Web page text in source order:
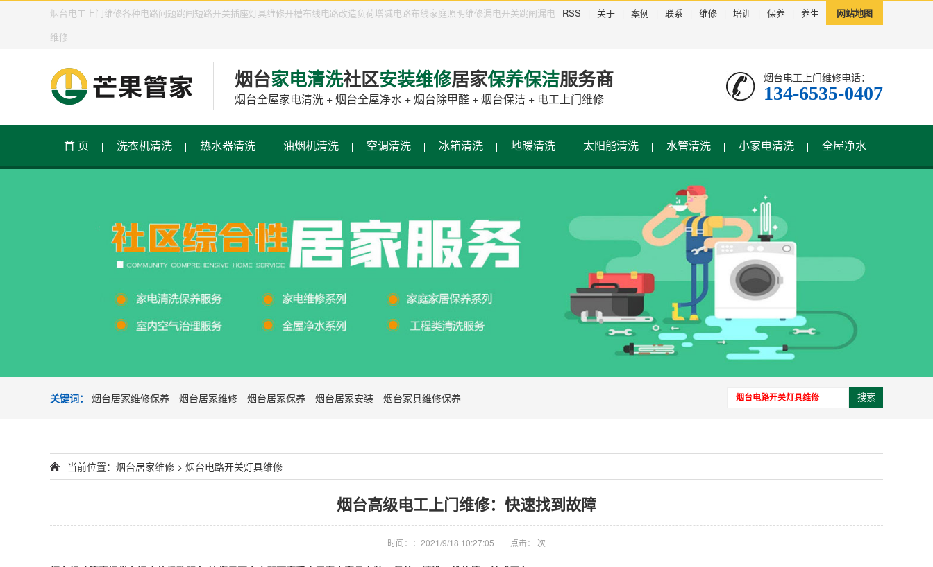
RSS 关于 案例 联系 维修 培训 保养 养生 网站地图
烟台电工上门维修各种电路问题跳闸短路开关插座灯具维修开槽布线电路改造负荷增减电路布线家庭照明维修漏电开关跳闸漏电
维修
烟台家电清洗社区安装维修居家保养保洁服务商
烟台全屋家电清洗 +烟台全屋净水 +烟台除甲醛 +烟台保洁 + 电工上门维修
烟台电工上门维修电话：
134-6535-0407
首 页 洗衣机清洗 热水器清洗 油烟机清洗 空调清洗 冰箱清洗 地暖清洗 太阳能清洗 水管清洗 小家电清洗 全屋净水
关键词： 烟台居家维修保养 烟台居家维修 烟台居家保养 烟台居家安装 烟台家具维修保养 搜索
当前位置： 烟台居家维修 > 烟台电路开关灯具维修
烟台高级电工上门维修：快速找到故障
时间：：2021/9/18 10:27:05 点击： 次